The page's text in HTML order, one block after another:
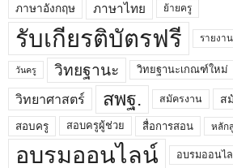
ภาษาอังกฤษ ภาษาไทย ย้ายครู
รับเกียรติบัตรฟรี รายงาน
วันครู วิทยฐานะ วิทยฐานะเกณฑ์ใหม่
วิทยาศาสตร์ สพฐ. สมัครงาน ส
สอบครู สอบครูผู้ช่วย สื่อการสอน หลัก
อบรมออนไลน์ อบรมออนไ